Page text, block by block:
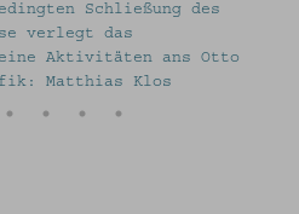
Schließung des
verlegt das
seine Aktivitäten ans Otto
Matthias Klos